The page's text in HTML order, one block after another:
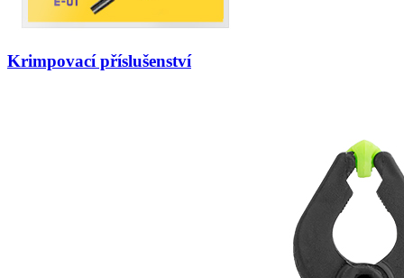
Krimpovací příslušenství